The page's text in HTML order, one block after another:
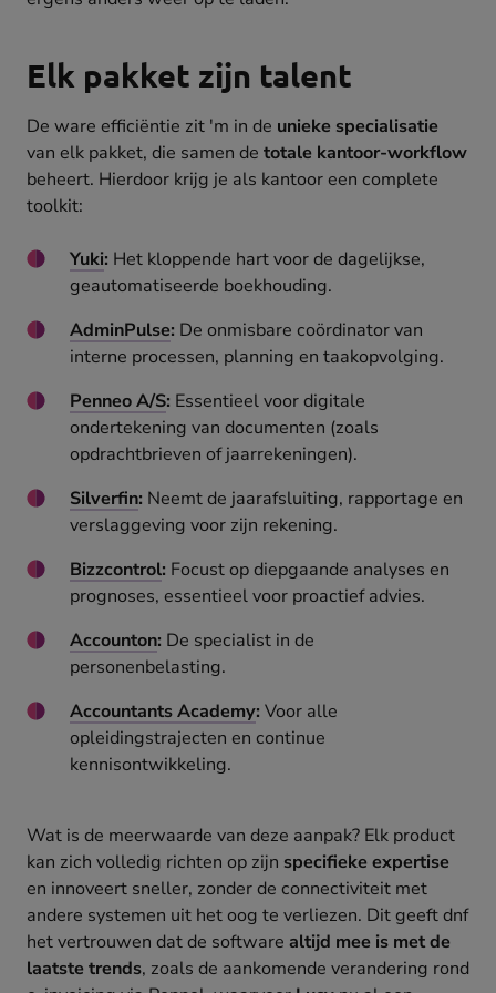
Elk pakket zijn talent
De ware efficiëntie zit 'm in de unieke specialisatie
van elk pakket, die samen de totale kantoor-workflow
beheert. Hierdoor krijg je als kantoor een complete
toolkit:
Yuki: Het kloppende hart voor de dagelijkse,
geautomatiseerde boekhouding.
AdminPulse: De onmisbare coördinator van
interne processen, planning en taakopvolging.
Penneo A/S: Essentieel voor digitale
ondertekening van documenten (zoals
opdrachtbrieven of jaarrekeningen).
Silverfin: Neemt de jaarafsluiting, rapportage en
verslaggeving voor zijn rekening.
Bizzcontrol: Focust op diepgaande analyses en
prognoses, essentieel voor proactief advies.
Accounton: De specialist in de
personenbelasting.
Accountants Academy:Voor alle
opleidingstrajecten en continue
kennisontwikkeling.
Wat is de meerwaarde van deze aanpak? Elk product
kan zich volledig richten op zijn specifieke expertise
en innoveert sneller, zonder de connectiviteit met
andere systemen uit het oog te verliezen. Dit geeft dnf
het vertrouwen dat de software altijd mee is met de
laatste trends, zoals de aankomende verandering rond